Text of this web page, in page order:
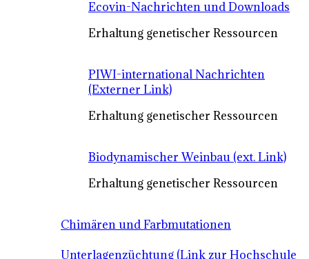
Ecovin-Nachrichten und Downloads
Erhaltung genetischer Ressourcen
PIWI-international Nachrichten
(Externer Link)
Erhaltung genetischer Ressourcen
Biodynamischer Weinbau (ext. Link)
Erhaltung genetischer Ressourcen
Chimären und Farbmutationen
Unterlagenzüchtung (Link zur Hochschule